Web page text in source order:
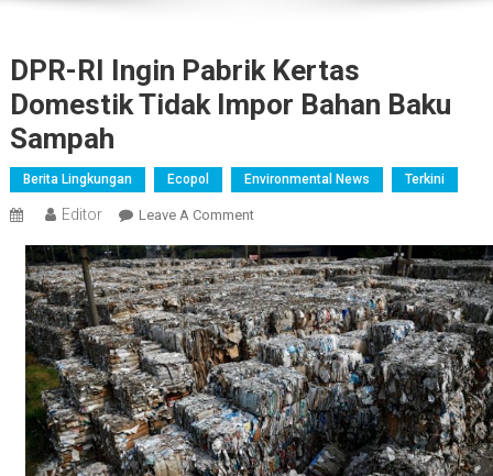
DPR-RI Ingin Pabrik Kertas
Domestik Tidak Impor Bahan Baku
Sampah
Berita Lingkungan Ecopol Environmental News Terkini
Editor Leave A CommentOn
RI
Ingin
Pabrik
Kertas
Domestik
Tidak
Impor
Bahan
Baku